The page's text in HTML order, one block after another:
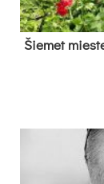
Šie­met